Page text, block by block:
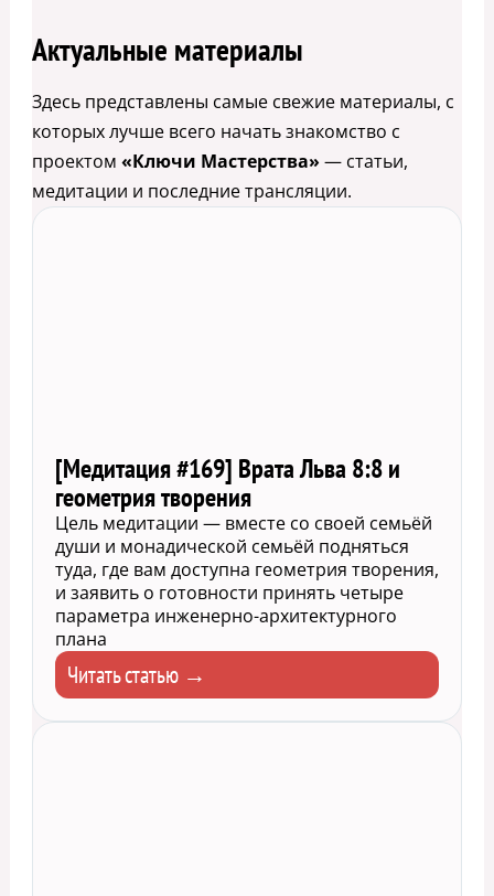
Актуальные материалы
Здесь представлены самые свежие материалы, с
которых лучше всего начать знакомство с
проектом «Ключи Мастерства» — статьи,
медитации и последние трансляции.
[Медитация #169] Врата Льва 8:8 и
геометрия творения
Цель медитации — вместе со своей семьёй
души и монадической семьёй подняться
туда, где вам доступна геометрия творения,
и заявить о готовности принять четыре
параметра инженерно-архитектурного
плана
Читать статью →